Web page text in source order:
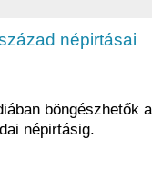
népirtásai
böngészhetők
népirtásig.